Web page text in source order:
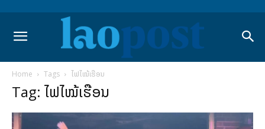
Home Tags ໄຟໄໝ້ເຮືອນ
Tag: ໄຟໄໝ້ເຮືອນ